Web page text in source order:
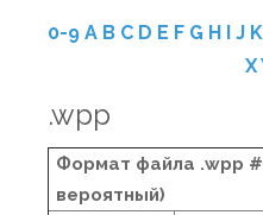
0-9 A B C D E F G H I J K
X
.wpp
Формат файла .wpp
вероятный)